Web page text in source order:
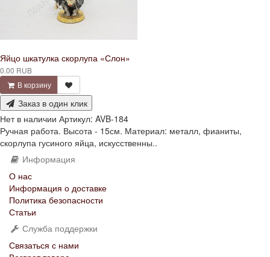
Яйцо шкатулка скорлупа «Слон»
0.00 RUB
В корзину
Заказ в один клик
Нет в наличии Артикул: AVB-184
Ручная работа. Высота - 15см. Материал: металл, фианиты,
скорлупа гусиного яйца, искусственны..
Информация
О нас
Информация о доставке
Политика безопасности
Статьи
Служба поддержки
Связаться с нами